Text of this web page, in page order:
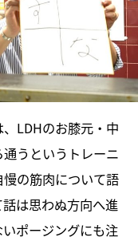
LDHのお膝元・中
うというトレーニ
の筋肉について語
は思わぬ方向へ進
ポージングにも注